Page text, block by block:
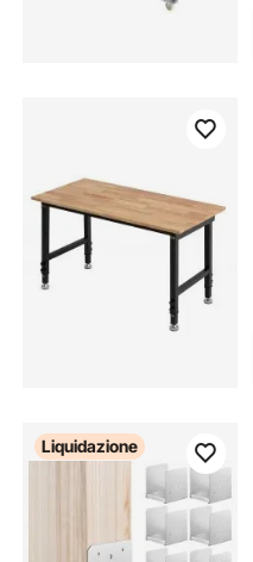
Liquidazione